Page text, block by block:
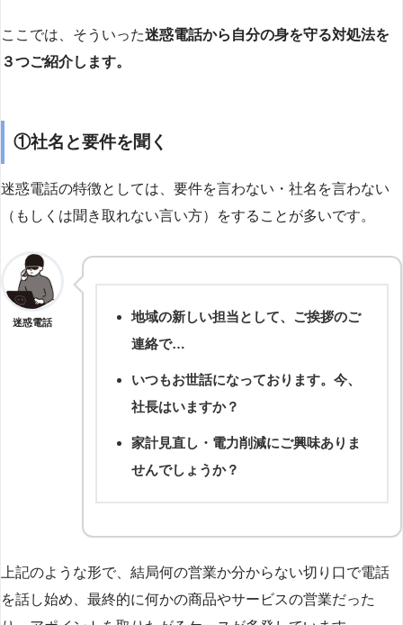
ここでは、そういった迷惑電話から自分の身を守る対処法を
３つご紹介します。
①社名と要件を聞く
迷惑電話の特徴としては、要件を言わない・社名を言わない
（もしくは聞き取れない言い方）をすることが多いです。
迷惑電話
地域の新しい担当として、ご挨拶のご
連絡で…
いつもお世話になっております。今、
社長はいますか？
家計見直し・電力削減にご興味ありま
せんでしょうか？
上記のような形で、結局何の営業か分からない切り口で電話
を話し始め、最終的に何かの商品やサービスの営業だった